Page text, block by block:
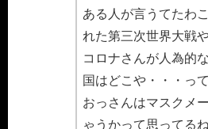
ある人が言うてたわ
れた第三次世界大戦
コロナさんが人為的
国はどこや・・・っ
おっさんはマスクメ
ゃうかって思ってる